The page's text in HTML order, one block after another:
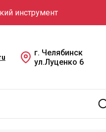
инструмент
г. Челябинск
ул.Луценко 6